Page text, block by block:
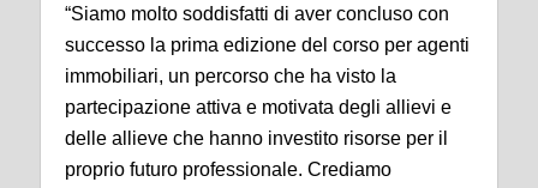
“Siamo molto soddisfatti di aver concluso con
successo la prima edizione del corso per agenti
immobiliari, un percorso che ha visto la
partecipazione attiva e motivata degli allievi e
delle allieve che hanno investito risorse per il
proprio futuro professionale. Crediamo